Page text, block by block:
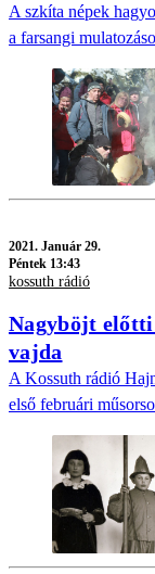
A szkíta népek
a farsangi
2021. Január 29.
Péntek 13:43
kossuth rádió
Nagyböjt
vajda
A Kossuth rádió
első februári